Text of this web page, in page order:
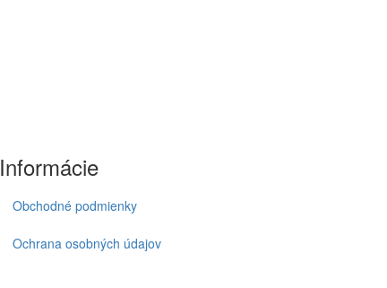
Informácie
Obchodné podmienky
Ochrana osobných údajov